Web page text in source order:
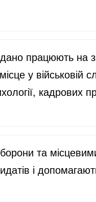
працюють на
у військовій
кадрових
та
і